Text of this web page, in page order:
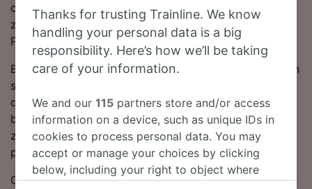
celu nawet w 3 g 35 m. Ta licząca 198 km trasa jest
zwykle obsługiwana przez 45 pociągów dziennie.
Podróż do stacji Essen obejmuje 1 przediaska.
Bilety na przejazd pociągiem relacji Groningen – Essen
są zwykle tańsze w przypadku rezerwacji
dokonywanej z wyprzedzeniem w porównaniu do
biletów kupowanych w dniu podróży. Skorzystaj ze
znajdującego się u góry strony narzędzia do
planowania podróży, aby wyszukać aktualne taryfy.
Chcesz dokonać rezerwacji? Poszukaj tanich biletów
Thanks for trusting Trainline. We know
handling your personal data is a big
responsibility. Here’s how we’ll be taking
care of your information.
We and our115 partners store and/or access
information on a device, such as unique IDs in
cookies to process personal data. You may
accept or manage your choices by clicking
below, including your right to object where